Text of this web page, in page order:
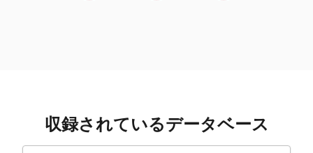
収録されているデータベース